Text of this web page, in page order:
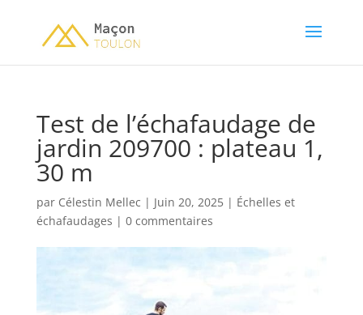
Test de l’échafaudage de
jardin 209700 : plateau 1,
30 m
par Célestin Mellec | Juin 20, 2025| Échelles et
échafaudages | 0 commentaires